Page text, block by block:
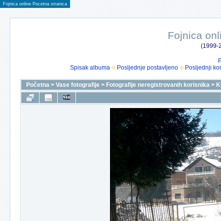
Fojnica online Pocetna stranica
Fojnica
(1999-
Spisak albuma
Posljednje postavljeno Posljednji
Početna > Vase fotografije > Fotografije neregistrovanih korisnika >